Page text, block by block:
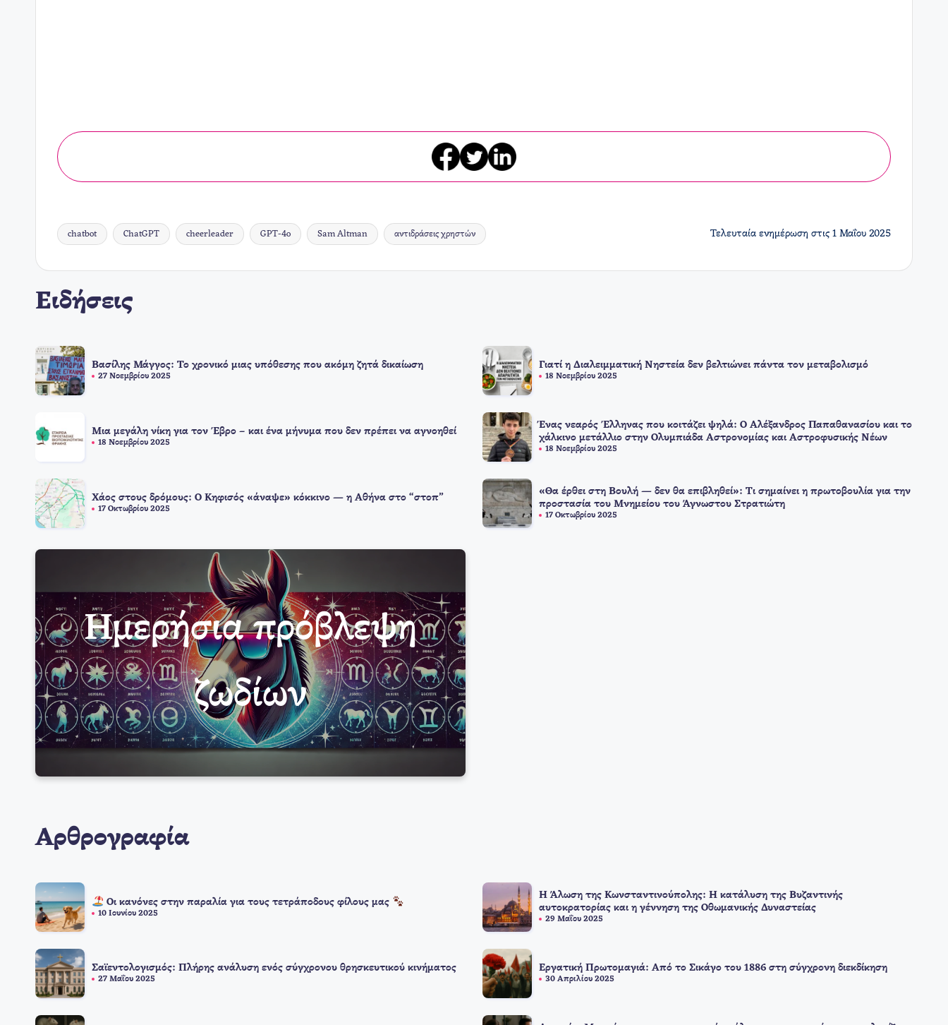
Ετικέτες:
chatbot ChatGPT cheerleader GPT-4o Sam Altman αντιδράσεις χρηστών Τελευταία ενημέρωση στις 1 Μαΐου 2025
Ειδήσεις
Βασίλης Μάγγος: Το χρονικό μιας υπόθεσης που ακόμη ζητά δικαίωση
27 Νοεμβρίου 2025
Γιατί η Διαλειμματική Νηστεία δεν βελτιώνει πάντα τον μεταβολισμό
18 Νοεμβρίου 2025
Μια μεγάλη νίκη για τον Έβρο – και ένα μήνυμα που δεν πρέπει να αγνοηθεί
18 Νοεμβρίου 2025
Ένας νεαρός Έλληνας που κοιτάζει ψηλά: Ο Αλέξανδρος Παπαθανασίου και το
χάλκινο μετάλλιο στην Ολυμπιάδα Αστρονομίας και Αστροφυσικής Νέων
18 Νοεμβρίου 2025
Χάος στους δρόμους: Ο Κηφισός «άναψε» κόκκινο — η Αθήνα στο “στοπ”
17 Οκτωβρίου 2025
«Θα έρθει στη Βουλή — δεν θα επιβληθεί»: Τι σημαίνει η πρωτοβουλία για την
προστασία του Μνημείου του Άγνωστου Στρατιώτη
17 Οκτωβρίου 2025
Ημερήσια πρόβλεψη
ζωδίων
Αρθρογραφία
Οι κανόνες στην παραλία για τους τετράποδους φίλους μας
10 Ιουνίου 2025
Η Άλωση της Κωνσταντινούπολης: Η κατάλυση της Βυζαντινής
αυτοκρατορίας και η γέννηση της Οθωμανικής Δυναστείας
29 Μαΐου 2025
Σαϊεντολογισμός: Πλήρης ανάλυση ενός σύγχρονου θρησκευτικού κινήματος
27 Μαΐου 2025
Εργατική Πρωτομαγιά: Από το Σικάγο του 1886 στη σύγχρονη διεκδίκηση
30 Απριλίου 2025